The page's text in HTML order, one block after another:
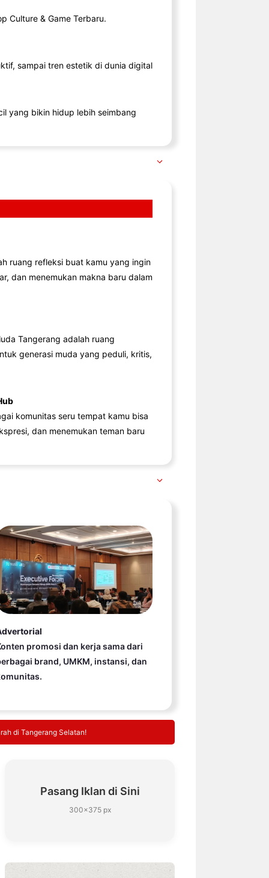
Culture & Game Terbaru.
sampai tren estetik di dunia digital
yang bikin hidup lebih seimbang
ruang refleksi buat kamu yang ingin
dan menemukan makna baru dalam
Tangerang adalah ruang
generasi muda yang peduli, kritis,
komunitas seru tempat kamu bisa
dan menemukan teman baru
promosi dan kerja sama dari
brand, UMKM, instansi, dan
di Tangerang Selatan!
Pasang Iklan di Sini
300×375 px